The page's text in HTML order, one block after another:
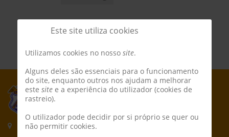
Morada:
Este site utiliza cookies
Utilizamos cookies no nosso site.
Alguns deles são essenciais para o funcionamento
do site, enquanto outros nos ajudam a melhorar
este site e a experiência do utilizador (cookies de
rastreio).
O utilizador pode decidir por si próprio se quer ou
não permitir cookies.